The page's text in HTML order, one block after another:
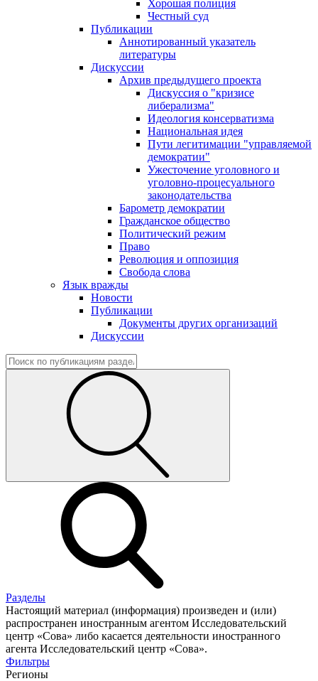
Хорошая полиция
Честный суд
Публикации
Аннотированный указатель
литературы
Дискуссии
Архив предыдущего проекта
Дискуссия о "кризисе
либерализма"
Идеология консерватизма
Национальная идея
Пути легитимации "управляемой
демократии"
Ужесточение уголовного и
уголовно-процесуального
законодательства
Барометр демократии
Гражданское общество
Политический режим
Право
Революция и оппозиция
Свобода слова
Язык вражды
Новости
Публикации
Документы других организаций
Дискуссии
Разделы
Настоящий материал (информация) произведен и (или)
распространен иностранным агентом Исследовательский
центр «Сова» либо касается деятельности иностранного
агента Исследовательский центр «Сова».
Фильтры
Регионы